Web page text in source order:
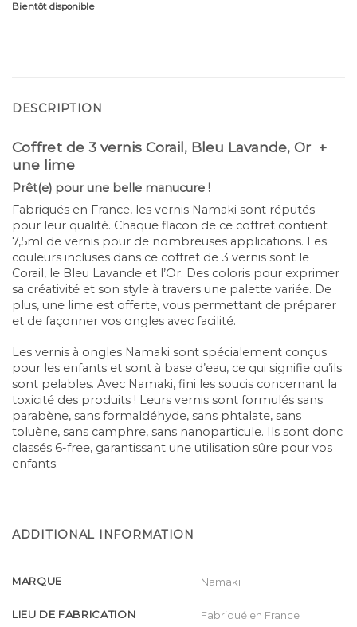
Bientôt disponible
DESCRIPTION
Coffret de 3 vernis Corail, Bleu Lavande, Or +
une lime
Prêt(e) pour une belle manucure !
Fabriqués en France, les vernis Namaki sont réputés
pour leur qualité. Chaque flacon de ce coffret contient
7,5ml de vernis pour de nombreuses applications. Les
couleurs incluses dans ce coffret de 3 vernis sont le
Corail, le Bleu Lavande et l’Or. Des coloris pour exprimer
sa créativité et son style à travers une palette variée. De
plus, une lime est offerte, vous permettant de préparer
et de façonner vos ongles avec facilité.
Les vernis à ongles Namaki sont spécialement conçus
pour les enfants et sont à base d’eau, ce qui signifie qu’ils
sont pelables. Avec Namaki, fini les soucis concernant la
toxicité des produits ! Leurs vernis sont formulés sans
parabène, sans formaldéhyde, sans phtalate, sans
toluène, sans camphre, sans nanoparticule. Ils sont donc
classés 6-free, garantissant une utilisation sûre pour vos
enfants.
ADDITIONAL INFORMATION
MARQUE Namaki
LIEU DE FABRICATION Fabriqué en France